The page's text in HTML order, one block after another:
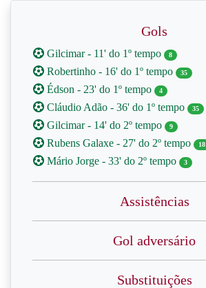
Gols
Gilcimar - 11' do 1º tempo 8
Robertinho - 16' do 1º tempo 35
Édson - 23' do 1º tempo 4
Cláudio Adão - 36' do 1º tempo 35
Gilcimar - 14' do 2º tempo 9
Rubens Galaxe - 27' do 2º tempo 18
Mário Jorge - 33' do 2º tempo 3
Assistências
Gol adversário
Substituições